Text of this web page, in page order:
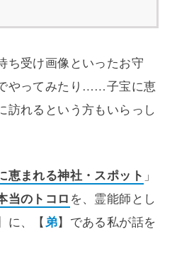
ち受け画像といったお守
やってみたり……子宝に恵
訪れるという方もいらっし
恵まれる神社・スポット 」
当のトコロ を、霊能師とし
に、【 弟】である私が話を